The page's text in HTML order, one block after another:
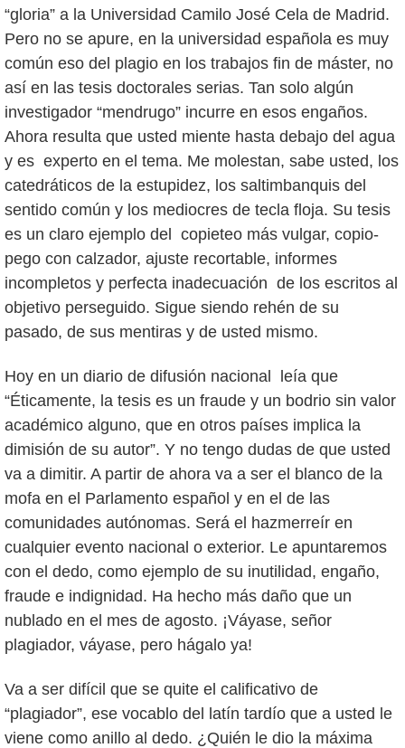
“gloria” a la Universidad Camilo José Cela de Madrid.
Pero no se apure, en la universidad española es muy
común eso del plagio en los trabajos fin de máster, no
así en las tesis doctorales serias. Tan solo algún
investigador “mendrugo” incurre en esos engaños.
Ahora resulta que usted miente hasta debajo del agua
y es experto en el tema. Me molestan, sabe usted, los
catedráticos de la estupidez, los saltimbanquis del
sentido común y los mediocres de tecla floja. Su tesis
es un claro ejemplo del copieteo más vulgar, copio-
pego con calzador, ajuste recortable, informes
incompletos y perfecta inadecuación de los escritos al
objetivo perseguido. Sigue siendo rehén de su
pasado, de sus mentiras y de usted mismo.
Hoy en un diario de difusión nacional leía que
“Éticamente, la tesis es un fraude y un bodrio sin valor
académico alguno, que en otros países implica la
dimisión de su autor”. Y no tengo dudas de que usted
va a dimitir. A partir de ahora va a ser el blanco de la
mofa en el Parlamento español y en el de las
comunidades autónomas. Será el hazmerreír en
cualquier evento nacional o exterior. Le apuntaremos
con el dedo, como ejemplo de su inutilidad, engaño,
fraude e indignidad. Ha hecho más daño que un
nublado en el mes de agosto. ¡Váyase, señor
plagiador, váyase, pero hágalo ya!
Va a ser difícil que se quite el calificativo de
“plagiador”, ese vocablo del latín tardío que a usted le
viene como anillo al dedo. ¿Quién le dio la máxima